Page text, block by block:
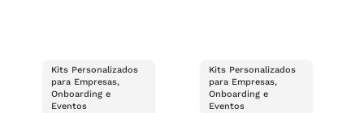
Kits Personalizados
para Empresas,
Onboarding e
Eventos
Kits Personalizados
para Empresas,
Onboarding e
Eventos